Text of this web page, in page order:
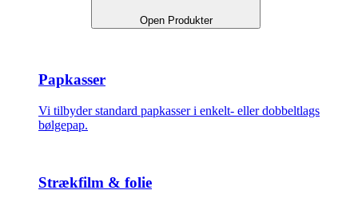
Open Produkter
Papkasser
Vi tilbyder standard papkasser i enkelt- eller dobbeltlags
bølgepap.
Strækfilm & folie